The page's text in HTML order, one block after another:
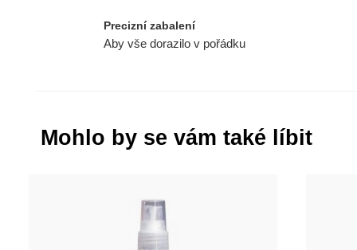
Precizní zabalení
Aby vše dorazilo v pořádku
Mohlo by se vám také líbit